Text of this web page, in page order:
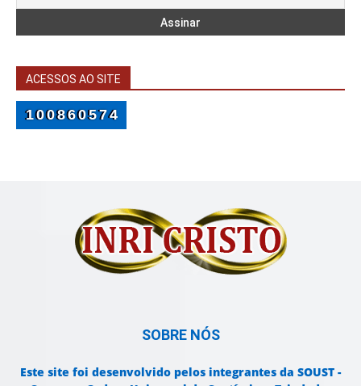
ACESSOS AO SITE
100860574
SOBRE NÓS
Este site foi desenvolvido pelos integrantes da SOUST -